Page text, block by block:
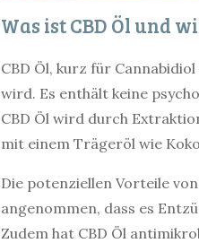
Was ist CBD Öl und
CBD Öl, kurz für
wird. Es enthält keine
CBD Öl wird durch
mit einem Trägeröl wie
Die potenziellen Vorteile
angenommen, dass es
Zudem hat CBD Öl